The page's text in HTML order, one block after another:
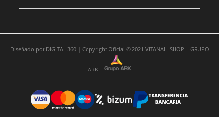
Diseñado por DIGITAL 360 | Copyright Oficial © 2021 VITANAIL SHOP – GRUPO
ARK